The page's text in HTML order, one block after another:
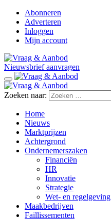
Abonneren
Adverteren
Inloggen
Mijn account
Nieuwsbrief aanvragen
Zoeken naar:
Home
Nieuws
Marktprijzen
Achtergrond
Ondernemerszaken
Financiën
HR
Innovatie
Strategie
Wet- en regelgeving
Maakbedrijven
Faillissementen